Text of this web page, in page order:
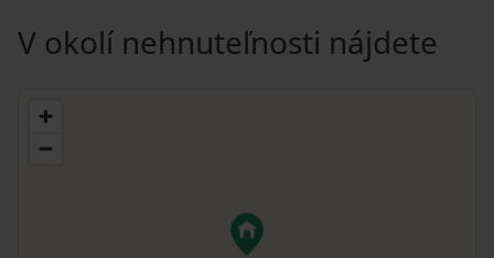
V okolí nehnuteľnosti nájdete